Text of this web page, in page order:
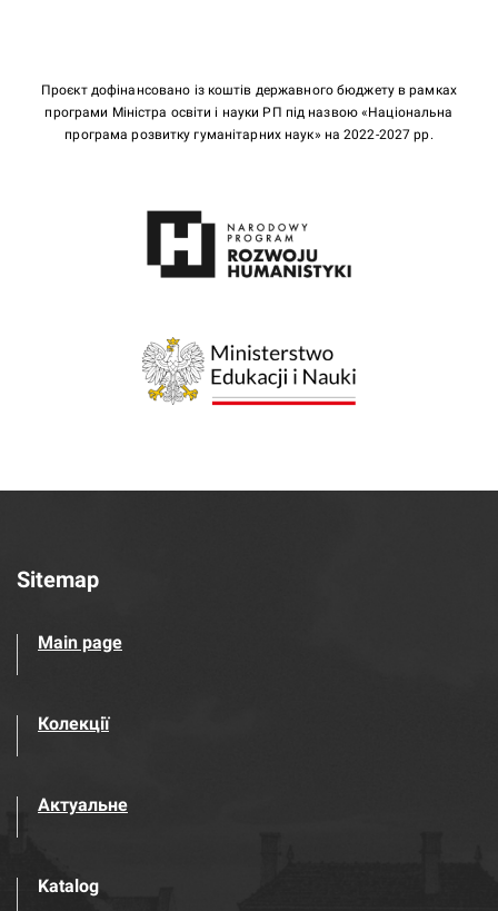
Проєкт дофінансовано із коштів державного бюджету в рамках
програми Міністра освіти і науки РП під назвою «Національна
програма розвитку гуманітарних наук» на 2022-2027 рр.
Sitemap
Main page
Колекції
Актуальне
Katalog